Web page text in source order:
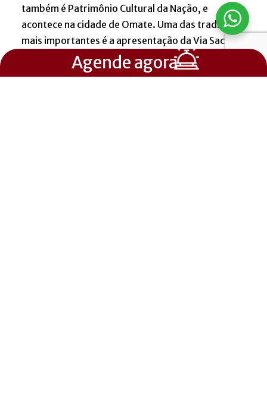
também é Patrimônio Cultural da Nação, e
acontece na cidade de Omate. Uma das tradições
mais importantes é a apresentação da Via Sacra e
a construção das sete posas, que se instalam nos
cantos destinados às estações da procissão do
Agende agora